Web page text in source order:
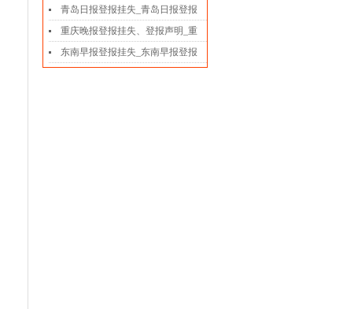
青岛日报登报挂失_青岛日报登报
重庆晚报登报挂失、登报声明_重
东南早报登报挂失_东南早报登报